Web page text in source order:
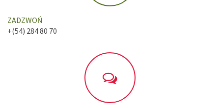
ZADZWOŃ
+(54) 284 80 70